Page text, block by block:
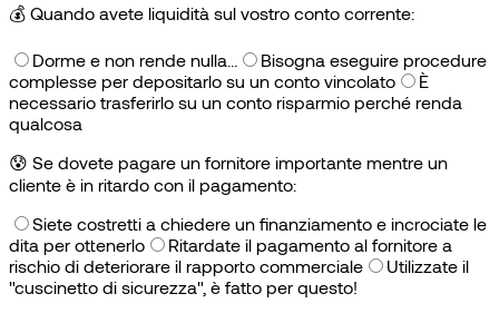
💰 Quando avete liquidità sul vostro conto corrente:
Dorme e non rende nulla…
Bisogna eseguire procedure
complesse per depositarlo su un conto vincolato
È
necessario trasferirlo su un conto risparmio perché renda
qualcosa
😰 Se dovete pagare un fornitore importante mentre un
cliente è in ritardo con il pagamento:
Siete costretti a chiedere un finanziamento e incrociate le
dita per ottenerlo
Ritardate il pagamento al fornitore a
rischio di deteriorare il rapporto commerciale
Utilizzate il
"cuscinetto di sicurezza", è fatto per questo!